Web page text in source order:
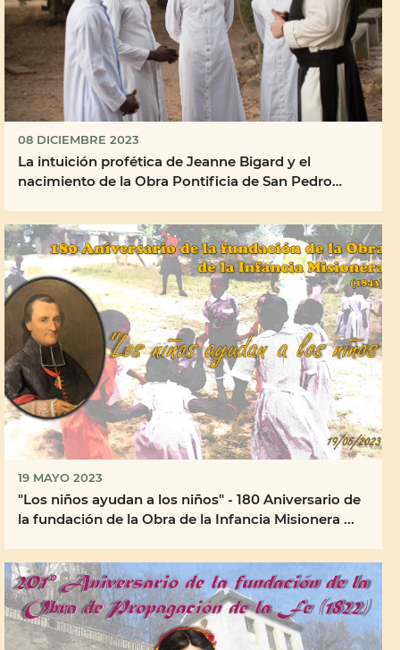
08 DICIEMBRE 2023
La intuición profética de Jeanne Bigard y el
nacimiento de la Obra Pontificia de San Pedro
19 MAYO 2023
"Los niños ayudan a los niños" - 180 Aniversario de
la fundación de la Obra de la Infancia Misionera ...